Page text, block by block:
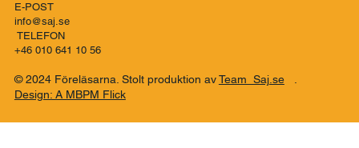
E-POST
info@saj.se
TELEFON
+46 010 641 10 56
© 2024 Föreläsarna. Stolt produktion avTeam Saj.se.
Design: A MBPM Flick